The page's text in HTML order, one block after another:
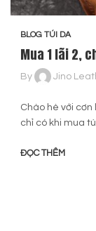
BLOG TÚI DA
Mua 1 lãi 2,
By Jino
Chào hè với cơn
chỉ có khi mua
ĐỌC THÊM